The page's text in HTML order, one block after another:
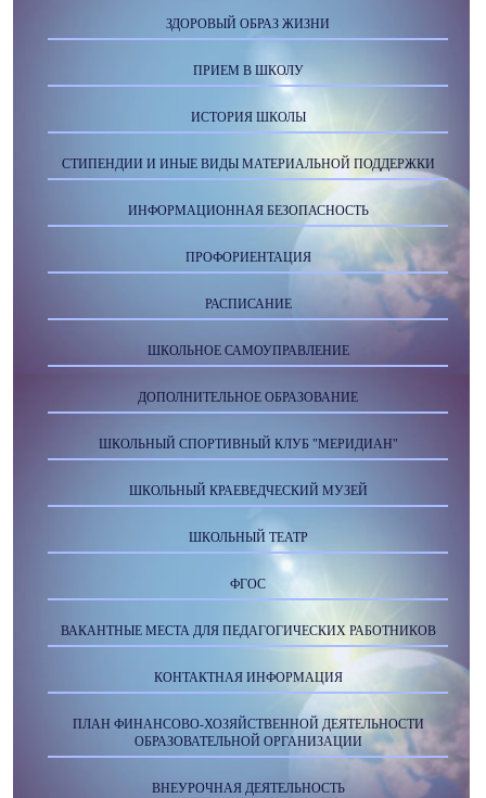
ЗДОРОВЫЙ ОБРАЗ ЖИЗНИ
ПРИЕМ В ШКОЛУ
ИСТОРИЯ ШКОЛЫ
СТИПЕНДИИ И ИНЫЕ ВИДЫ МАТЕРИАЛЬНОЙ ПОДДЕРЖКИ
ИНФОРМАЦИОННАЯ БЕЗОПАСНОСТЬ
ПРОФОРИЕНТАЦИЯ
РАСПИСАНИЕ
ШКОЛЬНОЕ САМОУПРАВЛЕНИЕ
ДОПОЛНИТЕЛЬНОЕ ОБРАЗОВАНИЕ
ШКОЛЬНЫЙ СПОРТИВНЫЙ КЛУБ "МЕРИДИАН"
ШКОЛЬНЫЙ КРАЕВЕДЧЕСКИЙ МУЗЕЙ
ШКОЛЬНЫЙ ТЕАТР
ФГОС
ВАКАНТНЫЕ МЕСТА ДЛЯ ПЕДАГОГИЧЕСКИХ РАБОТНИКОВ
КОНТАКТНАЯ ИНФОРМАЦИЯ
ПЛАН ФИНАНСОВО-ХОЗЯЙСТВЕННОЙ ДЕЯТЕЛЬНОСТИ
ОБРАЗОВАТЕЛЬНОЙ ОРГАНИЗАЦИИ
ВНЕУРОЧНАЯ ДЕЯТЕЛЬНОСТЬ